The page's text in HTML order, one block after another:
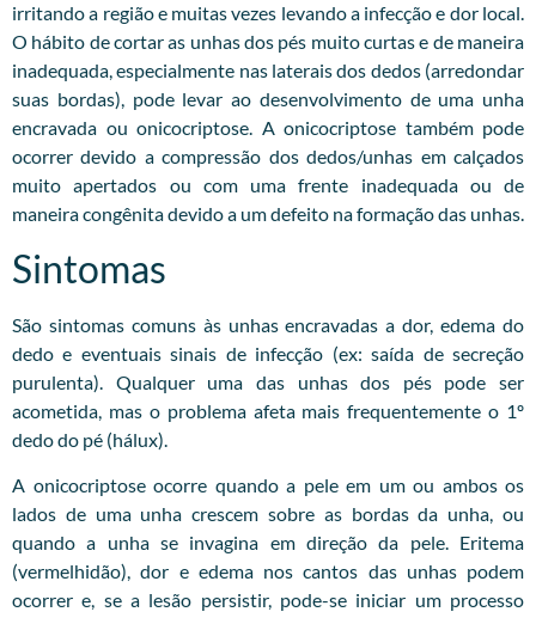
irritando a região e muitas vezes levando a infecção e dor local.
O hábito de cortar as unhas dos pés muito curtas e de maneira
inadequada, especialmente nas laterais dos dedos (arredondar
suas bordas), pode levar ao desenvolvimento de uma unha
encravada ou onicocriptose. A onicocriptose também pode
ocorrer devido a compressão dos dedos/unhas em calçados
muito apertados ou com uma frente inadequada ou de
maneira congênita devido a um defeito na formação das unhas.
Sintomas
São sintomas comuns às unhas encravadas a dor, edema do
dedo e eventuais sinais de infecção (ex: saída de secreção
purulenta). Qualquer uma das unhas dos pés pode ser
acometida, mas o problema afeta mais frequentemente o 1º
dedo do pé (hálux).
A onicocriptose ocorre quando a pele em um ou ambos os
lados de uma unha crescem sobre as bordas da unha, ou
quando a unha se invagina em direção da pele. Eritema
(vermelhidão), dor e edema nos cantos das unhas podem
ocorrer e, se a lesão persistir, pode-se iniciar um processo